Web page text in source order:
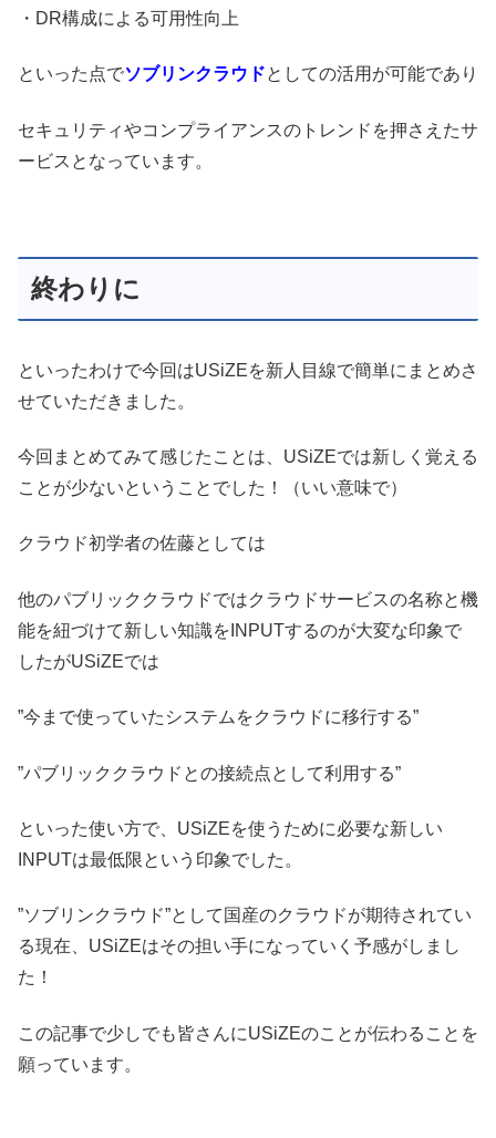
・DR構成による可用性向上
といった点でソブリンクラウドとしての活用が可能であり
セキュリティやコンプライアンスのトレンドを押さえたサ
ービスとなっています。
終わりに
といったわけで今回はUSiZEを新人目線で簡単にまとめさ
せていただきました。
今回まとめてみて感じたことは、USiZEでは新しく覚える
ことが少ないということでした！（いい意味で）
クラウド初学者の佐藤としては
他のパブリッククラウドではクラウドサービスの名称と機
能を紐づけて新しい知識をINPUTするのが大変な印象で
したがUSiZEでは
”今まで使っていたシステムをクラウドに移行する”
”パブリッククラウドとの接続点として利用する”
といった使い方で、USiZEを使うために必要な新しい
INPUTは最低限という印象でした。
”ソブリンクラウド”として国産のクラウドが期待されてい
る現在、USiZEはその担い手になっていく予感がしまし
た！
この記事で少しでも皆さんにUSiZEのことが伝わることを
願っています。